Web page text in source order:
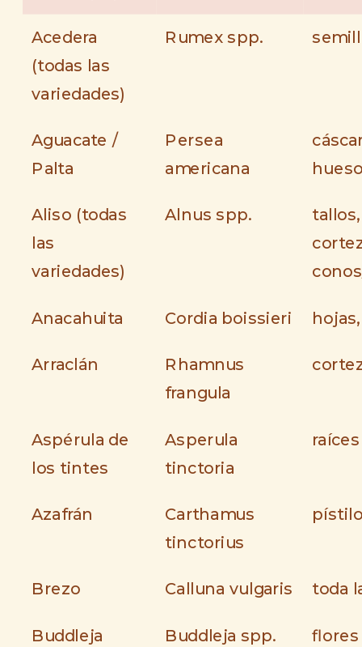
Acedera
(todas las
variedades)
Rumex spp.
Aguacate /
Palta
Persea
americana
Aliso (todas
las
variedades)
Alnus spp.
Anacahuita Cordia boissieri
Arraclán
Rhamnus
frangula
Aspérula de
los tintes
Asperula
tinctoria
raíces
Azafrán
Carthamus
tinctorius
Brezo Calluna vulgaris toda
Buddleja
Buddleja spp. flores